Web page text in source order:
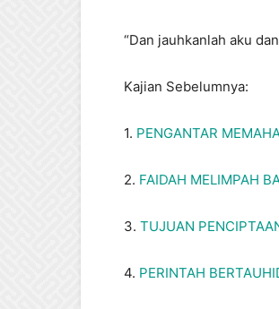
“Dan jauhkanlah aku
Kajian Sebelumnya:
1. PENGANTAR
2. FAIDAH MELIMPAH
3. TUJUAN
4. PERINTAH